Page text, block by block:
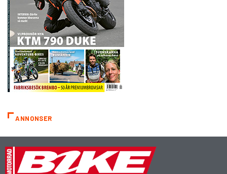
ANNONSER